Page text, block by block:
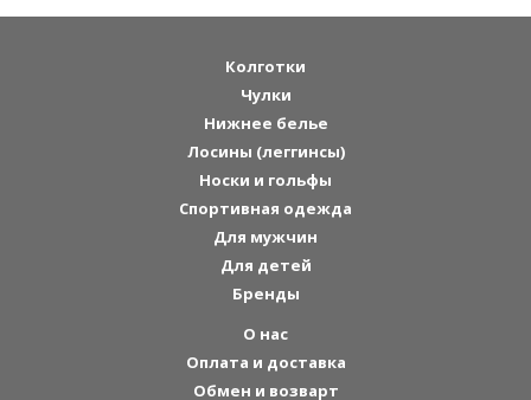
Колготки
Чулки
Нижнее белье
Лосины (леггинсы)
Носки и гольфы
Спортивная одежда
Для мужчин
Для детей
Бренды
О нас
Оплата и доставка
Обмен и возварт